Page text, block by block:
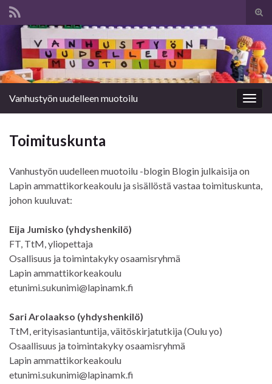
Search for:
Vanhustyön uudelleen muotoilu
Toimituskunta
Vanhustyön uudelleen muotoilu -blogin Blogin julkaisija on
Lapin ammattikorkeakoulu ja sisällöstä vastaa toimituskunta,
johon kuuluvat:
Eija Jumisko (yhdyshenkilö)
FT, TtM, yliopettaja
Osallisuus ja toimintakyky osaamisryhmä
Lapin ammattikorkeakoulu
etunimi.sukunimi@lapinamk.fi
Sari Arolaakso (yhdyshenkilö)
TtM, erityisasiantuntija, väitöskirjatutkija (Oulu yo)
Osaallisuus ja toimintakyky osaamisryhmä
Lapin ammattikorkeakoulu
etunimi.sukunimi@lapinamk.fi